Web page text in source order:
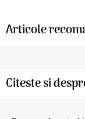
Articole
Citeste si